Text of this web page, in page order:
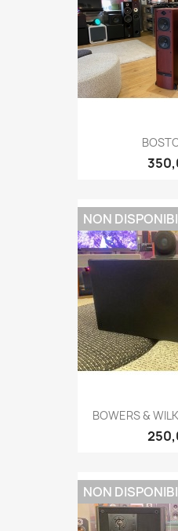
BOWERS &
NON
NON